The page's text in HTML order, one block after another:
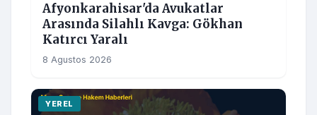
Afyonkarahisar'da Avukatlar
Arasında Silahlı Kavga: Gökhan
Katırcı Yaralı
8 Agustos 2026
YEREL